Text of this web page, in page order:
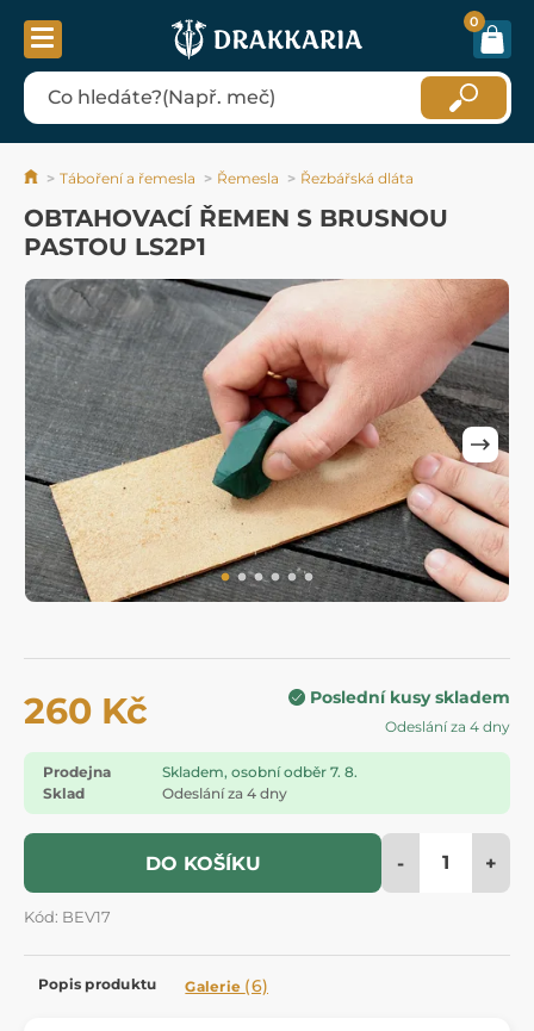
0
Táboření a řemesla Řemesla Řezbářská dláta
OBTAHOVACÍ ŘEMEN S BRUSNOU
PASTOU LS2P1
260 Kč Poslední kusy skladem
Odeslání za 4 dny
Prodejna
Skladem, osobní odběr 7. 8.
Sklad
Odeslání za 4 dny
DO KOŠÍKU - +
Kód: BEV17
Popis produktu Galerie (6)